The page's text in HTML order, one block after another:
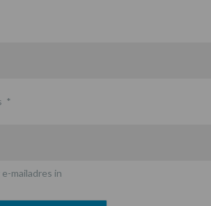
*
mailadres in